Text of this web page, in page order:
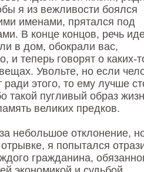
я из вежливости боялся
именами, прятался под
В конце концов, речь
в дом, обокрали вас,
и теперь говорят о каких-
Увольте, но если
ради этого, то ему лучше
такой пугливый образ
великих предков.
небольшое отклонение,
я попытался
гражданина,